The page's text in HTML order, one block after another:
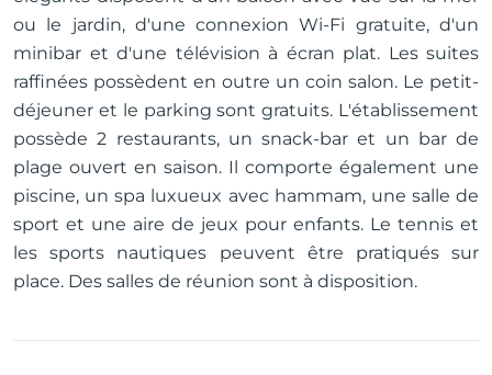
ou le jardin, d'une connexion Wi-Fi gratuite, d'un
minibar et d'une télévision à écran plat. Les suites
raffinées possèdent en outre un coin salon. Le petit-
déjeuner et le parking sont gratuits. L'établissement
possède 2 restaurants, un snack-bar et un bar de
plage ouvert en saison. Il comporte également une
piscine, un spa luxueux avec hammam, une salle de
sport et une aire de jeux pour enfants. Le tennis et
les sports nautiques peuvent être pratiqués sur
place. Des salles de réunion sont à disposition.